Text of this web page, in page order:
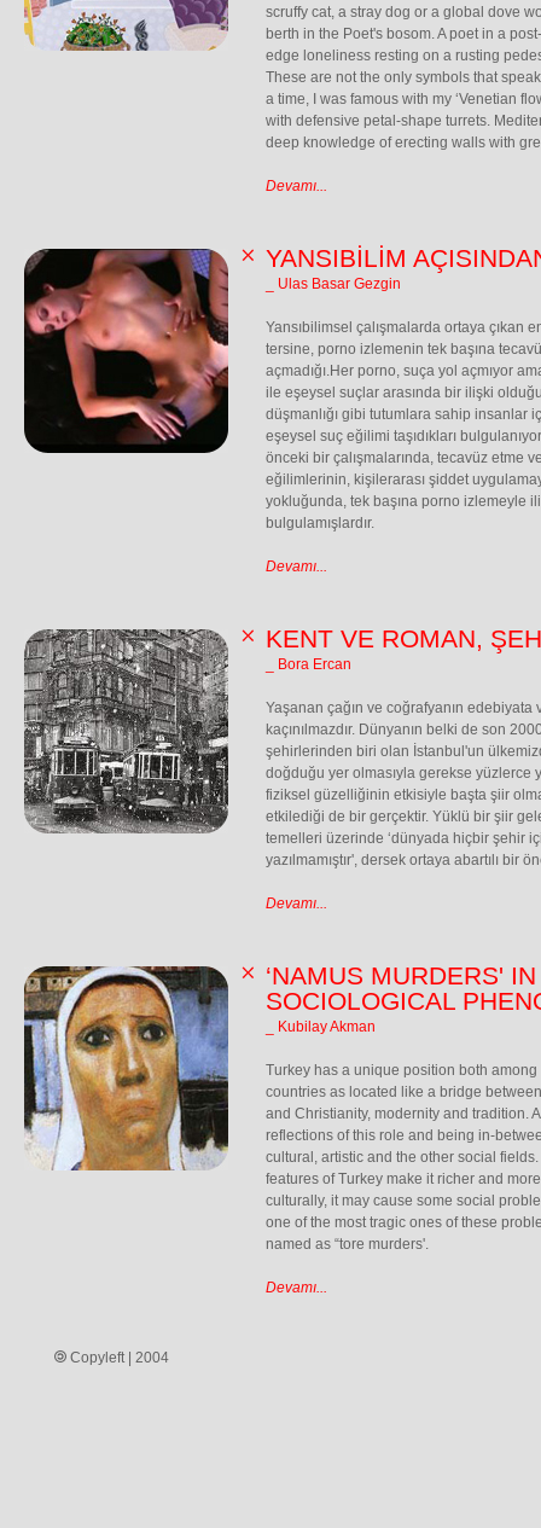
scruffy cat, a stray dog or a global dove
berth in the Poet's bosom. A poet in a
edge loneliness resting on a rusting
These are not the only symbols that
a time, I was famous with my ‘Venetian
with defensive petal-shape turrets.
deep knowledge of erecting walls with
Devamı...
YANSIBİLİM
_ Ulas Basar Gezgin
Yansıbilimsel çalışmalarda ortaya çıkan
tersine, porno izlemenin tek başına
açmadığı.Her porno, suça yol açmıyor
ile eşeysel suçlar arasında bir ilişki
düşmanlığı gibi tutumlara sahip insanlar
eşeysel suç eğilimi taşıdıkları
önceki bir çalışmalarında, tecavüz etme
eğilimlerinin, kişilerarası şiddet
yokluğunda, tek başına porno izlemeyle
bulgulamışlardır.
Devamı...
KENT VE ROMAN,
_ Bora Ercan
Yaşanan çağın ve coğrafyanın edebiyata
kaçınılmazdır. Dünyanın belki de son
şehirlerinden biri olan İstanbul'un
doğduğu yer olmasıyla gerekse yüzlerce
fiziksel güzelliğinin etkisiyle başta şiir
etkilediği de bir gerçektir. Yüklü bir şiir
temelleri üzerinde ‘dünyada hiçbir şehir
yazılmamıştır', dersek ortaya abartılı bir
Devamı...
‘NAMUS MURDERS'
SOCIOLOGICAL
_ Kubilay Akman
Turkey has a unique position both
countries as located like a bridge
and Christianity, modernity and tradition.
reflections of this role and being in-
cultural, artistic and the other social
features of Turkey make it richer and
culturally, it may cause some social
one of the most tragic ones of these
named as “tore murders'.
Devamı...
Copyleft | 2004